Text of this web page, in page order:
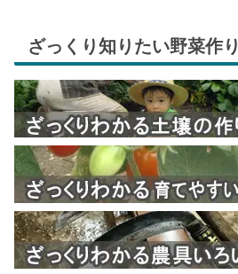
ざっくり知りたい野菜作り